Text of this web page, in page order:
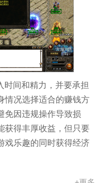
时间和精力，并要承担
情况选择适合的赚钱方
免因违规操作导致损
获得丰厚收益，但只要
戏乐趣的同时获得经济